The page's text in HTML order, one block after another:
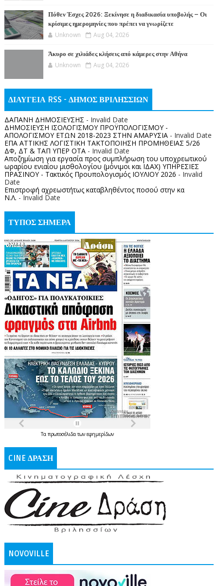
Πόθεν Έσχες 2026: Ξεκίνησε η διαδικασία υποβολής – Οι
κρίσιμες ημερομηνίες που πρέπει να γνωρίζετε
Unknown Aug 04, 2026
Άκυρο σε χιλιάδες κλήσεις από κάμερες στην Αθήνα
Unknown Aug 04, 2026
ΔΙΑΥΓΕΙΑ RSS - ΔΗΜΟΣ ΒΡΙΛΗΣΣΙΩΝ
ΔΑΠΑΝΗ ΔΗΜΟΣΙΕΥΣΗΣ - Invalid Date
ΔΗΜΟΣΙΕΥΣΗ ΙΣΟΛΟΓΙΣΜΟΥ ΠΡΟΫΠΟΛΟΓΙΣΜΟΥ -
ΑΠΟΛΟΓΙΣΜΟΥ ΕΤΩΝ 2018-2023 ΣΤΗΝ ΑΜΑΡΥΣΙΑ- Invalid Date
ΕΠΑ ΑΤΤΙΚΗΣ ΛΟΓΙΣΤΙΚΗ ΤΑΚΤΟΠΟΙΗΣΗ ΠΡΟΜΗΘΕΙΑΣ 5/26
ΔΦ, ΔΤ & ΤΑΠ ΥΠΕΡ ΟΤΑ- Invalid Date
Αποζημίωση για εργασία προς συμπλήρωση του υποχρεωτικού
ωραρίου ενιαίου μισθολογίου (μόνιμοι και ΙΔΑΧ) ΥΠΗΡΕΣΙΕΣ
ΠΡΑΣΙΝΟΥ - Τακτικός Προυπολογισμός ΙΟΥΛΙΟΥ 2026 - Invalid
Date
Επιστροφή αχρεωστήτως καταβληθέντος ποσoύ στην κα
Ν.Λ. - Invalid Date
ΤΥΠΟΣ ΣΗΜΕΡΑ
Τα πρωτοσέλιδατων εφημερίδων
CINE ΔΡΑΣΗ
NOVOVILLE